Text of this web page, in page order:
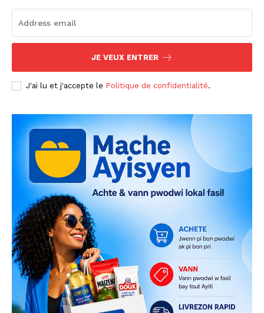
JE VEUX ENTRER
J'ai lu et j'accepte le Politique de confidentialité.